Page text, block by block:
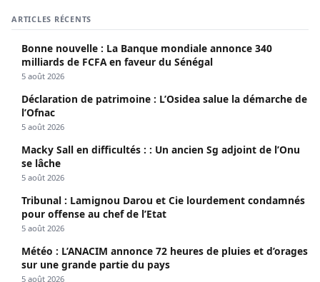
ARTICLES RÉCENTS
Bonne nouvelle : La Banque mondiale annonce 340
milliards de FCFA en faveur du Sénégal
5 août 2026
Déclaration de patrimoine : L’Osidea salue la démarche de
l’Ofnac
5 août 2026
Macky Sall en difficultés : : Un ancien Sg adjoint de l’Onu
se lâche
5 août 2026
Tribunal : Lamignou Darou et Cie lourdement condamnés
pour offense au chef de l’Etat
5 août 2026
Météo : L’ANACIM annonce 72 heures de pluies et d’orages
sur une grande partie du pays
5 août 2026